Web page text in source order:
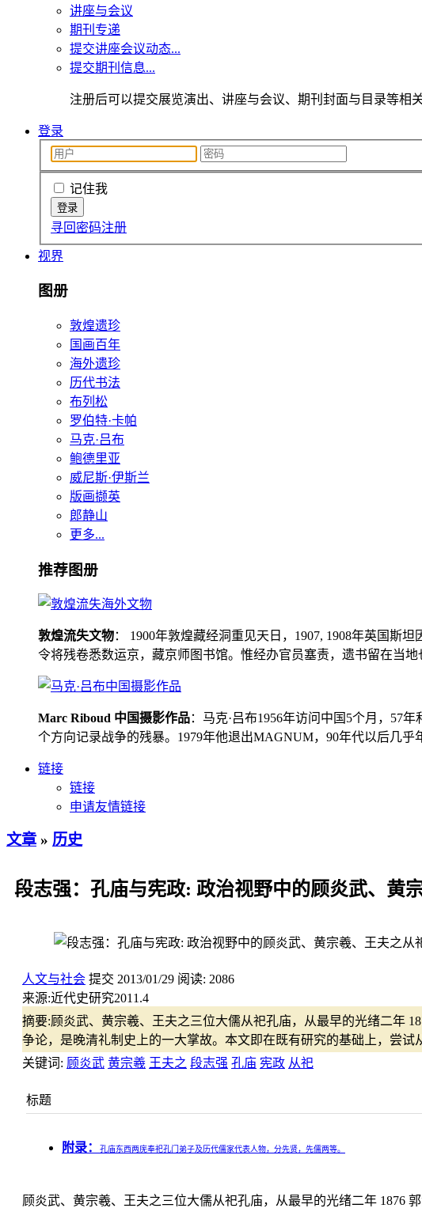
讲座与会议
期刊专递
提交讲座会议动态...
提交期刊信息...
注册后可以提交展览演出、讲座与会议、期刊封面与目录等相
登录
记住我
寻回密码注册
视界
图册
敦煌遗珍
国画百年
海外遗珍
历代书法
布列松
罗伯特·卡帕
马克·吕布
鲍德里亚
威尼斯·伊斯兰
版画撷英
郎静山
更多...
推荐图册
敦煌流失文物： 1900年敦煌藏经洞重见天日，1907, 1908年英国斯
令将残卷悉数运京，藏京师图书馆。惟经办官员塞责，遗书留在当地
Marc Riboud 中国摄影作品：马克·吕布1956年访问中国5个月，57
个方向记录战争的残暴。1979年他退出MAGNUM，90年代以后几乎
链接
链接
申请友情链接
文章 » 历史
段志强：孔庙与宪政: 政治视野中的顾炎武、黄
人文与社会 提交 2013/01/29 阅读: 2086
来源:近代史研究2011.4
摘要:顾炎武、黄宗羲、王夫之三位大儒从祀孔庙，从最早的光绪二年
争论，是晚清礼制史上的一大掌故。本文即在既有研究的基础上，尝
关键词: 顾炎武 黄宗羲 王夫之 段志强 孔庙 宪政 从祀
标题
附录： 孔庙东西两庑奉祀孔门弟子及历代儒家代表人物，分先贤，先儒两等。
顾炎武、黄宗羲、王夫之三位大儒从祀孔庙，从最早的光绪二年 1876